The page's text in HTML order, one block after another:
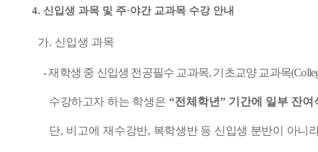
4. 신입생 과목 및 주·야간 교과목 수강 안내
가. 신입생 과목
- 재학생 중 신입생 전공필수 교과목, 기초교양 교과목
수강하고자 하는 학생은“전체학년” 기간에 일부 잔여
단, 비고에 재 수강반, 복학생반 등 신입생 분반이 아니